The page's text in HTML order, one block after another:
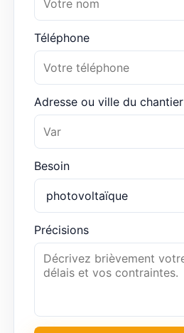
Téléphone
Adresse ou ville du chantier
Besoin
Précisions